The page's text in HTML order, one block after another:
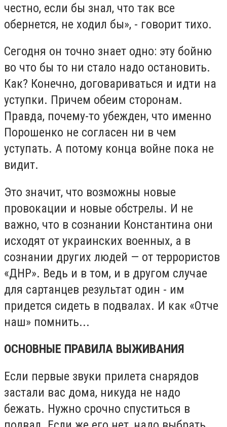
честно, если бы знал, что так все
обернется, не ходил бы», - говорит тихо.
Сегодня он точно знает одно: эту бойню
во что бы то ни стало надо остановить.
Как? Конечно, договариваться и идти на
уступки. Причем обеим сторонам.
Правда, почему-то убежден, что именно
Порошенко не согласен ни в чем
уступать. А потому конца войне пока не
видит.
Это значит, что возможны новые
провокации и новые обстрелы. И не
важно, что в сознании Константина они
исходят от украинских военных, а в
сознании других людей — от террористов
«ДНР». Ведь и в том, и в другом случае
для сартанцев результат один - им
придется сидеть в подвалах. И как «Отче
наш» помнить...
ОСНОВНЫЕ ПРАВИЛА ВЫЖИВАНИЯ
Если первые звуки прилета снарядов
застали вас дома, никуда не надо
бежать. Нужно срочно спуститься в